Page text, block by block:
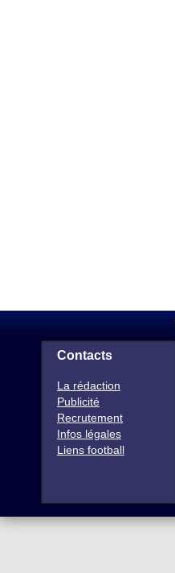
Contacts
La rédaction
Publicité
Recrutement
Infos légales
Liens football